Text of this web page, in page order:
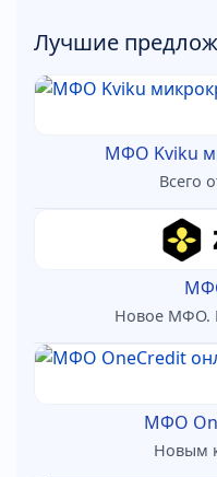
Лучшие
МФО Kviku
Всего
Новое МФО.
МФО
Новым